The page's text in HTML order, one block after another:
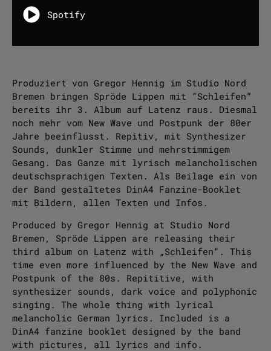
Spotify
Produziert von Gregor Hennig im Studio Nord
Bremen bringen Spröde Lippen mit “Schleifen”
bereits ihr 3. Album auf Latenz raus. Diesmal
noch mehr vom New Wave und Postpunk der 80er
Jahre beeinflusst. Repitiv, mit Synthesizer
Sounds, dunkler Stimme und mehrstimmigem
Gesang. Das Ganze mit lyrisch melancholischen
deutschsprachigen Texten. Als Beilage ein von
der Band gestaltetes DinA4 Fanzine-Booklet
mit Bildern, allen Texten und Infos.
Produced by Gregor Hennig at Studio Nord
Bremen, Spröde Lippen are releasing their
third album on Latenz with „Schleifen“. This
time even more influenced by the New Wave and
Postpunk of the 80s. Repititive, with
synthesizer sounds, dark voice and polyphonic
singing. The whole thing with lyrical
melancholic German lyrics. Included is a
DinA4 fanzine booklet designed by the band
with pictures, all lyrics and info.